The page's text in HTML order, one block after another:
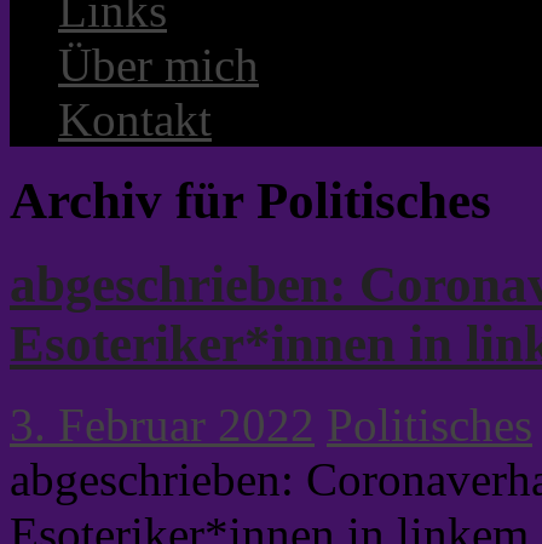
Über mich
Kontakt
Archiv für Politisches
abgeschrieben:
Esoteriker*innen in
3. Februar 2022 Politisches
abgeschrieben:
Esoteriker*innen in